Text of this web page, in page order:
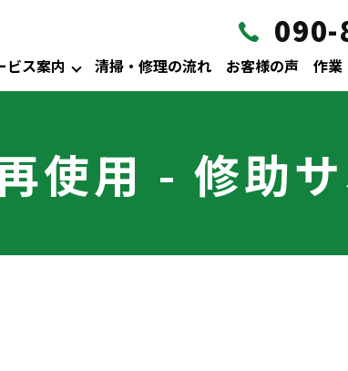
ビス案内 清掃・修理の流れ お客様の声 作業
使用 - 修助